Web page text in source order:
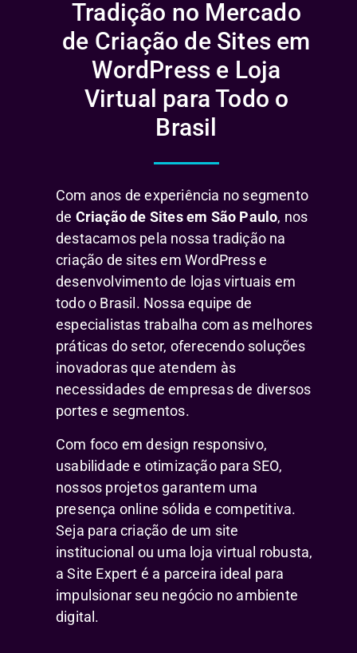
Tradição no Mercado
de Criação de Sites em
WordPress e Loja
Virtual para Todo o
Brasil
Com anos de experiência no segmento
de Criação de Sites em São Paulo, nos
destacamos pela nossa tradição na
criação de sites em WordPress e
desenvolvimento de lojas virtuais em
todo o Brasil. Nossa equipe de
especialistas trabalha com as melhores
práticas do setor, oferecendo soluções
inovadoras que atendem às
necessidades de empresas de diversos
portes e segmentos.
Com foco em design responsivo,
usabilidade e otimização para SEO,
nossos projetos garantem uma
presença online sólida e competitiva.
Seja para criação de um site
institucional ou uma loja virtual robusta,
a Site Expert é a parceira ideal para
impulsionar seu negócio no ambiente
digital.